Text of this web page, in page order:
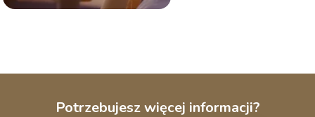
Potrzebujesz więcej informacji?